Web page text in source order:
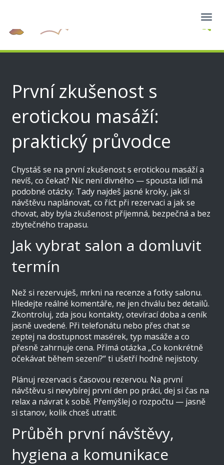
První zkušenost s
erotickou masáží:
praktický průvodce
Chystáš se na první zkušenost s erotickou masáží a
nevíš, co čekat? Nic není divného — spousta lidí má
podobné otázky. Tady najdeš jasné kroky, jak si
návštěvu naplánovat, co říct při rezervaci a jak se
chovat, aby byla zkušenost příjemná, bezpečná a bez
zbytečného trapasu.
Jak vybrat salon a domluvit
termín
Než si rezervuješ, mrkni na recenze a fotky salonu.
Hledejte reálné komentáře, ne jen chválu bez detailů.
Zkontroluj, zda jsou kontakty, otevírací doba a ceník
jasně uvedené. Při telefonátu nebo přes chat se
zeptej na dostupnost masérek, typ masáže a co
přesně zahrnuje cena. Přímá otázka „Co konkrétně
očekávat během sezení?“ ti ušetří hodně nejistoty.
Plánuj rezervaci s časovou rezervou. Na první
návštěvu si nevybírej první den po práci, dej si čas na
relax a návrat k sobě. Přemýšlej o rozpočtu — jasně
si stanov, kolik chceš utratit.
Průběh první návštěvy,
hygiena a komunikace